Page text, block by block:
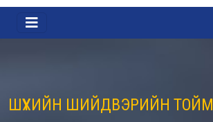
ШҮҮХИЙН ШИЙДВЭРИЙН ТОЙМ